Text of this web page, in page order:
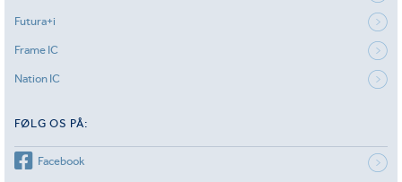
Futura+i
Frame IC
Nation IC
FØLG OS PÅ:
Facebook